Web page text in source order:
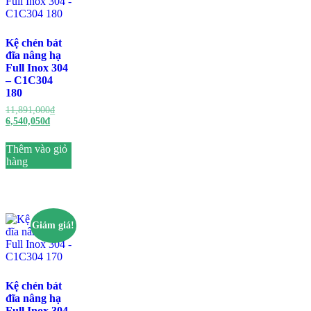
Kệ chén bát
đĩa nâng hạ
Full Inox 304
– C1C304
180
11,891,000₫Giá
11,891,000₫.
6,540,050₫Giá
tại
là:
Thêm vào giỏ
hàng
Giảm giá!
Kệ chén bát
đĩa nâng hạ